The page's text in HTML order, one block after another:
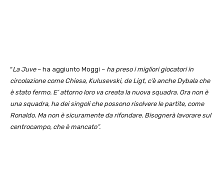
“La Juve– ha aggiunto Moggi – ha preso i migliori giocatori in
circolazione come Chiesa, Kulusevski, de Ligt, c’è anche Dybala che
è stato fermo. E’ attorno loro va creata la nuova squadra. Ora non è
una squadra, ha dei singoli che possono risolvere le partite, come
Ronaldo. Ma non è sicuramente da rifondare. Bisognerà lavorare sul
centrocampo, che è mancato”.